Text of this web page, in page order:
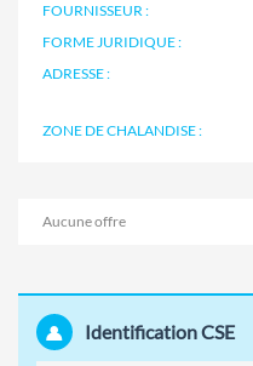
FOURNISSEUR :
FORME JURIDIQUE :
ADRESSE :
ZONE DE CHALANDISE :
Aucune offre
Identification CSE